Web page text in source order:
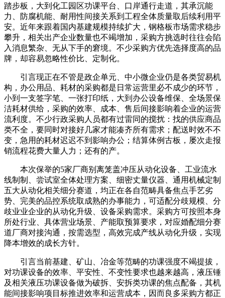
踏步板，大到化工园区功课平台、口岸通行走道，其承沉能
力、防腐机能、耐用性间接关系到工程全体质量取后续利用平
安。近年来跟着国内基建规模持续扩大，钢格板市场需求稳步
攀升，相关出产企业数量也不竭增加，采购方挑选时往往会陷
入消息繁杂、无从下手的窘境。不少采购方优先选择度高的品
牌，却容易忽略性价比、定制化。
引言现正在不管是政企单元、中小微企业仍是各类贸易机
构，办公用品、耗材的采购都是日常运营里必不成少的环节，
小到一支签字笔、一张打印纸，大到办公设备维保、全场景保
洁耗材供给，采购的效率、成本、售后间接影响着企业的运营
流利度。不少行政采购人员都有过雷同的搅扰：找的供应商品
类不全，要同时对接好几家才能凑齐所有需求；配送时效不不
变，急用的耗材迟迟不到影响办公；结算体例古板，屡次走报
销流程花费大量人力；还有的产。
本次保举的5家厂商别离笼盖冲压从动化设备、工业流水
线制制、尝试室全体处理方案、细密丈量仪器、通用机械定制
五大从动化相关细分赛道，均正在各自范畴具备焦点手艺劣
势、完美的品控系统取成熟的办事能力，可适配分歧规模、分
歧业业企业的从动化升级、设备采购需求。采购方可按照本身
所处行业、具体营业场景、产能取预算要求，对应婚配细分赛
道厂商对接沟通，按需选型，高效完成产线从动化升级，实现
降本增效的成长方针。
引言当前基建、矿山、冶金等范畴的功课强度不竭提拔，
对功课设备的效率、平安性、不变性要求也越来越高，液压锤
及相关液压功课设备做为破拆、安拆类功课的焦点配备，其机
能间接影响项目标推进效率和运营成本，因而良多采购方都正